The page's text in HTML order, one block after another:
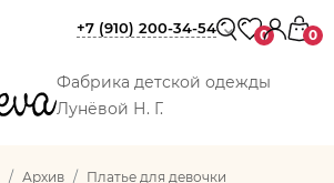
Фабрика детской одежды
Лунёвой Н. Г.
+7 (910) 200-34-54 0 0
Архив Платье для девочки